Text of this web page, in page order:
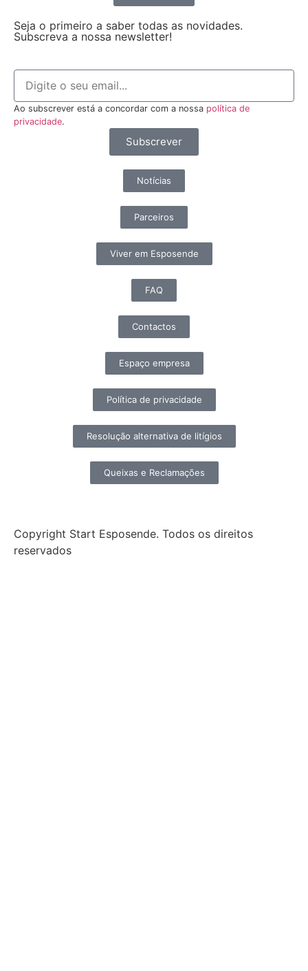
Seja o primeiro a saber todas as novidades.
Subscreva a nossa newsletter!
Ao subscrever está a concordar com a nossa política de
privacidade.
Subscrever
Notícias
Parceiros
Viver em Esposende
FAQ
Contactos
Espaço empresa
Política de privacidade
Resolução alternativa de litígios
Queixas e Reclamações
Copyright Start Esposende. Todos os direitos
reservados